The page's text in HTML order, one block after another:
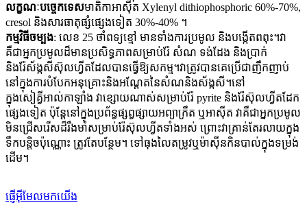
លក្ខណៈបច្ចេកទេសមាតិកាអាស៊ីត Xylenyl dithiophosphoric 60%-70%,
cresol និងសារធាតុផ្សំផ្សេងទៀត 30%-40% ។
កម្មវិធីចម្បង: លេខ 25 ថាំពទ្យខ្មៅ មានទាំងការប្រមូល និងបង្កើតពពុះ។វា
គឺជាអ្នកប្រមូលដ៏មានប្រសិទ្ធភាពសម្រាប់រ៉ែ សំណ ទង់ដែង និងប្រាក់
និងរ៉ែស័ង្កសីស៊ុលហ្វីតដែលបានធ្វើឱ្យសកម្ម។វាត្រូវបានគេប្រើជាញឹកញាប់
នៅក្នុងការបំបែកអនុគ្រោះនិងអណ្តែតនៃសំណនិងស័ង្កសី។នៅ
ក្នុងសៀគ្វីអាល់កាឡាំង វាខ្សោយណាស់សម្រាប់រ៉ែ pyrite និងរ៉ែស៊ុលហ្វីតដែក
ផ្សេងទៀត ប៉ុន្តែនៅក្នុងប្រព័ន្ធផ្សព្វផ្សាយអព្យាក្រឹត ឬអាស៊ីត វាគឺជាអ្នកប្រមូល
មិនជ្រើសរើសដ៏រឹងមាំសម្រាប់រ៉ែស៊ុលហ្វីតទាំងអស់ ព្រោះវាគ្រាន់តែរលាយក្នុង
ទឹកបន្តិចប៉ុណ្ណោះ ត្រូវតែបន្ថែម។ ទៅធុងលៃតម្រូវឬម៉ាស៊ីនកិនបាល់ក្នុងទម្រង់
ដើម។
ផ្ញើអ៊ីមែលមកយើង